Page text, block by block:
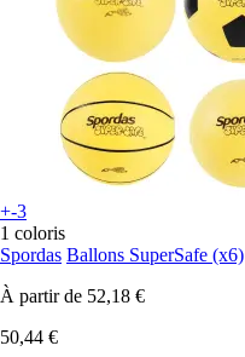
+-3
1 coloris
Spordas Ballons SuperSafe (x6)
À partir de 52,18 €
50,44 €